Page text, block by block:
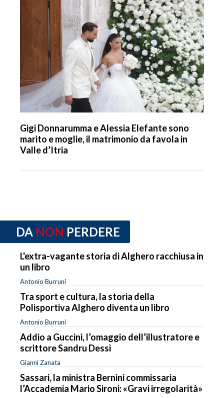
Gigi Donnarumma e Alessia Elefante sono
marito e moglie, il matrimonio da favola in
Valle d’Itria
DA NON PERDERE
L'extra-vagante storia di Alghero racchiusa in
un libro
Antonio Burruni
Tra sport e cultura, la storia della
Polisportiva Alghero diventa un libro
Antonio Burruni
Addio a Guccini, l’omaggio dell’illustratore e
scrittore Sandru Dessì
Gianni Zanata
Sassari, la ministra Bernini commissaria
l’Accademia Mario Sironi: «Gravi irregolarità»